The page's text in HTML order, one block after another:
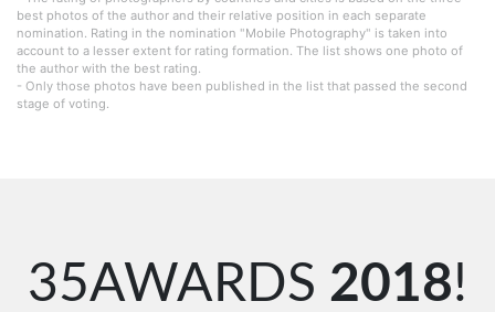
best photos of the author and their relative position in each separate
nomination. Rating in the nomination "Mobile Photography" is taken into
account to a lesser extent for rating formation. The list shows one photo of
the author with the best rating.
- Only those photos have been published in the list that passed the second
stage of voting.
35AWARDS 2018!